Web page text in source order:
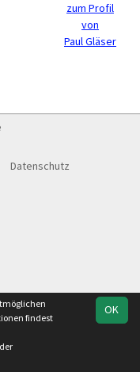
zum Profil
von
Paul Gläser
Datenschutz
OK
findest